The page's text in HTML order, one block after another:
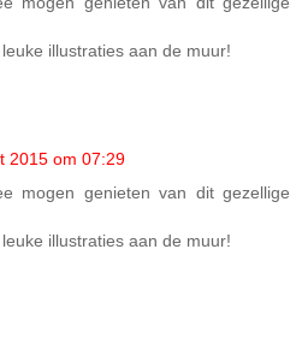
illustraties aan de muur!
2015 om 07:29
mogen genieten van dit gezellige
illustraties aan de muur!